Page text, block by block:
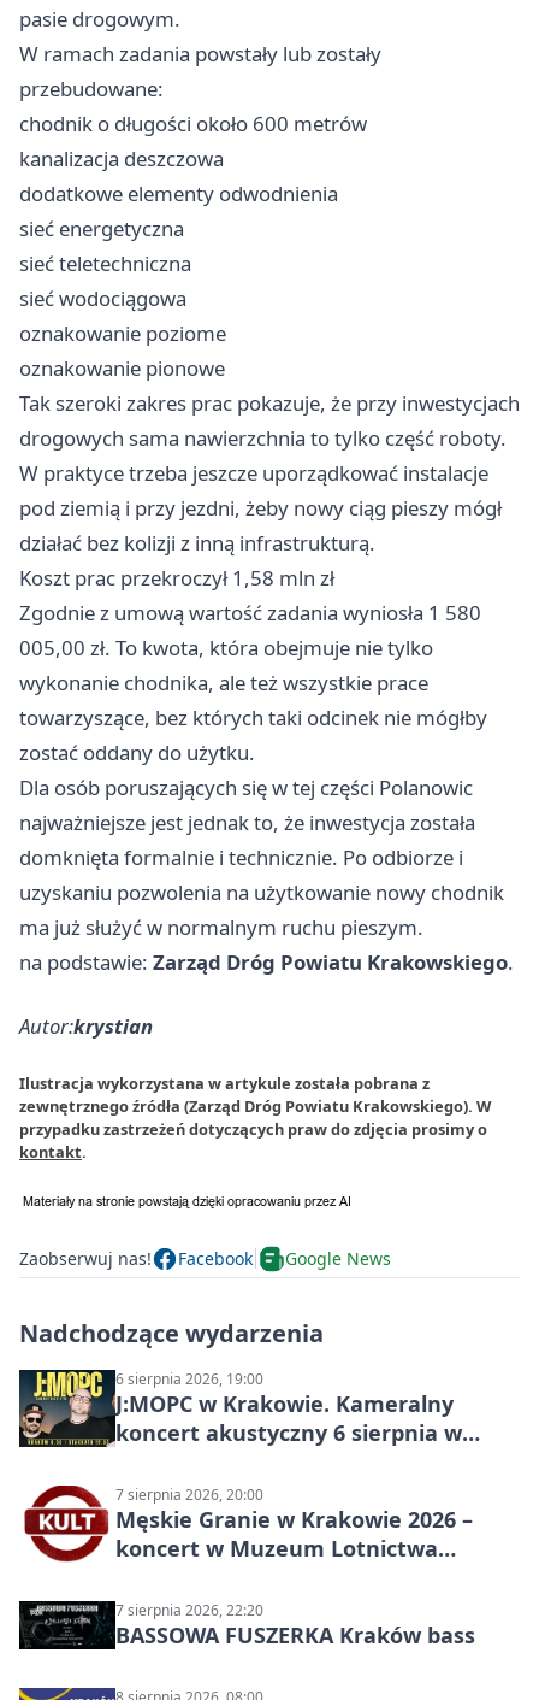
pasie drogowym.
W ramach zadania powstały lub zostały
przebudowane:
chodnik o długości około 600 metrów
kanalizacja deszczowa
dodatkowe elementy odwodnienia
sieć energetyczna
sieć teletechniczna
sieć wodociągowa
oznakowanie poziome
oznakowanie pionowe
Tak szeroki zakres prac pokazuje, że przy inwestycjach
drogowych sama nawierzchnia to tylko część roboty.
W praktyce trzeba jeszcze uporządkować instalacje
pod ziemią i przy jezdni, żeby nowy ciąg pieszy mógł
działać bez kolizji z inną infrastrukturą.
Koszt prac przekroczył 1,58 mln zł
Zgodnie z umową wartość zadania wyniosła 1 580
005,00 zł. To kwota, która obejmuje nie tylko
wykonanie chodnika, ale też wszystkie prace
towarzyszące, bez których taki odcinek nie mógłby
zostać oddany do użytku.
Dla osób poruszających się w tej części Polanowic
najważniejsze jest jednak to, że inwestycja została
domknięta formalnie i technicznie. Po odbiorze i
uzyskaniu pozwolenia na użytkowanie nowy chodnik
ma już służyć w normalnym ruchu pieszym.
na podstawie: Zarząd Dróg Powiatu Krakowskiego.
Autor:krystian
Ilustracja wykorzystana w artykule została pobrana z
zewnętrznego źródła (Zarząd Dróg Powiatu Krakowskiego). W
przypadku zastrzeżeń dotyczących praw do zdjęcia prosimy o
kontakt.
Zaobserwuj nas! Facebook Google News
Nadchodzące wydarzenia
6 sierpnia 2026, 19:00
J:МОРС w Krakowie. Kameralny
koncert akustyczny 6 sierpnia w
7 sierpnia 2026, 20:00
Męskie Granie w Krakowie 2026 –
koncert w Muzeum Lotnictwa
7 sierpnia 2026, 22:20
BASSOWA FUSZERKA Kraków bass